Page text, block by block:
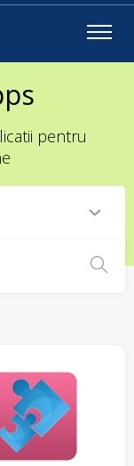
pentru